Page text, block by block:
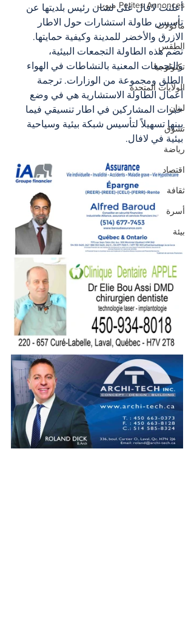
Petites Annonces مبوب
مأكولات
الطقس
تكنولوجيا
الولايات المتحدة
لبنان
تسوق
رياضة
اقتصاد
ثقافة
أسرة
بيئة
أعلنت لافال على لسان رئيس بلديتها عن
تأسيس طاولة استشارات حول الاطار
الازرق والأخضر للمدينة وكيفية حمايتها.
تضم هذه الطاولة التجمعات البيئية،
والتجمعات المعنية بالنشاطات في الهواء
الطلق ومجموعة من الوزارات. ترجمة
أعمال الطاولة الاستشارية هي في وضع
خبرات المشاركين في اطار تنسيقي فيما
بينها تسهيلاً لتأسيس شبكة بيئية وسياحية
بيئية في لافال.